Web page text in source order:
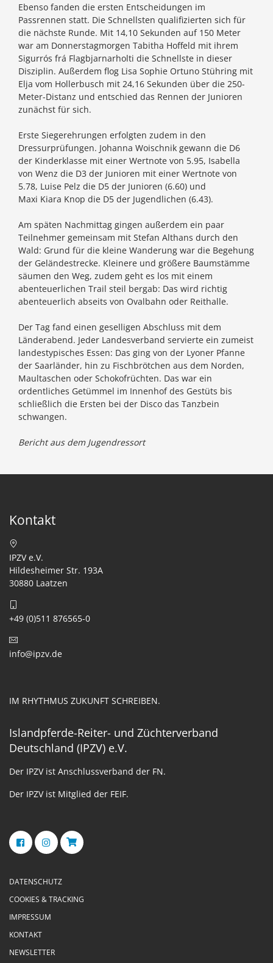
Ebenso fanden die ersten Entscheidungen im
Passrennen statt. Die Schnellsten qualifizierten sich für
die nächste Runde. Mit 14,10 Sekunden auf 150 Meter
war am Donnerstagmorgen Tabitha Hoffeld mit ihrem
Sigurrós frá Flagbjarnarholti die Schnellste in dieser
Disziplin. Außerdem flog Lisa Sophie Ortuno Stühring mit
Elja vom Hollerbusch mit 24,16 Sekunden über die 250-
Meter-Distanz und entschied das Rennen der Junioren
zunächst für sich.
Erste Siegerehrungen erfolgten zudem in den
Dressurprüfungen. Johanna Woischnik gewann die D6
der Kinderklasse mit einer Wertnote von 5.95, Isabella
von Wenz die D3 der Junioren mit einer Wertnote von
5.78, Luise Pelz die D5 der Junioren (6.60) und
Maxi Kiara Knop die D5 der Jugendlichen (6.43).
Am späten Nachmittag gingen außerdem ein paar
Teilnehmer gemeinsam mit Stefan Althans durch den
Wald: Grund für die kleine Wanderung war die Begehung
der Geländestrecke. Kleinere und größere Baumstämme
säumen den Weg, zudem geht es los mit einem
abenteuerlichen Trail steil bergab: Das wird richtig
abenteuerlich abseits von Ovalbahn oder Reithalle.
Der Tag fand einen geselligen Abschluss mit dem
Länderabend. Jeder Landesverband servierte ein zumeist
landestypisches Essen: Das ging von der Lyoner Pfanne
der Saarländer, hin zu Fischbrötchen aus dem Norden,
Maultaschen oder Schokofrüchten. Das war ein
ordentliches Getümmel im Innenhof des Gestüts bis
schließlich die Ersten bei der Disco das Tanzbein
schwangen.
Bericht aus dem Jugendressort
Kontakt
IPZV e.V.
Hildesheimer Str. 193A
30880 Laatzen
+49 (0)511 876565-0
info@ipzv.de
IM RHYTHMUS ZUKUNFT SCHREIBEN.
Islandpferde-Reiter- und Züchterverband
Deutschland (IPZV) e.V.
Der IPZV ist Anschlussverband der FN.
Der IPZV ist Mitglied der FEIF.
DATENSCHUTZ
COOKIES & TRACKING
IMPRESSUM
KONTAKT
NEWSLETTER